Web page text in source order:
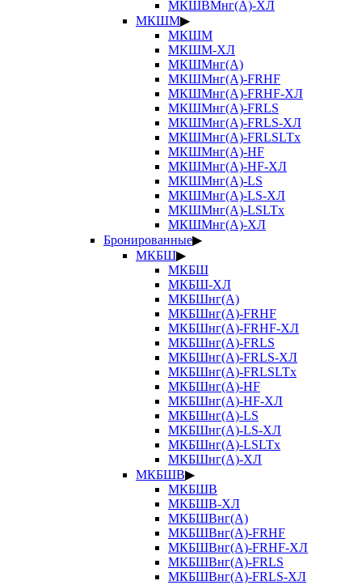
МКШВМнг(А)-ХЛ
МКШМ▶
МКШМ
МКШМ-ХЛ
МКШМнг(А)
МКШМнг(А)-FRHF
МКШМнг(А)-FRHF-ХЛ
МКШМнг(А)-FRLS
МКШМнг(А)-FRLS-ХЛ
МКШМнг(А)-FRLSLTx
МКШМнг(А)-HF
МКШМнг(А)-HF-ХЛ
МКШМнг(А)-LS
МКШМнг(А)-LS-ХЛ
МКШМнг(А)-LSLTx
МКШМнг(А)-ХЛ
Бронированные▶
МКБШ▶
МКБШ
МКБШ-ХЛ
МКБШнг(А)
МКБШнг(А)-FRHF
МКБШнг(А)-FRHF-ХЛ
МКБШнг(А)-FRLS
МКБШнг(А)-FRLS-ХЛ
МКБШнг(А)-FRLSLTx
МКБШнг(А)-HF
МКБШнг(А)-HF-ХЛ
МКБШнг(А)-LS
МКБШнг(А)-LS-ХЛ
МКБШнг(А)-LSLTx
МКБШнг(А)-ХЛ
МКБШВ▶
МКБШВ
МКБШВ-ХЛ
МКБШВнг(А)
МКБШВнг(А)-FRHF
МКБШВнг(А)-FRHF-ХЛ
МКБШВнг(А)-FRLS
МКБШВнг(А)-FRLS-ХЛ